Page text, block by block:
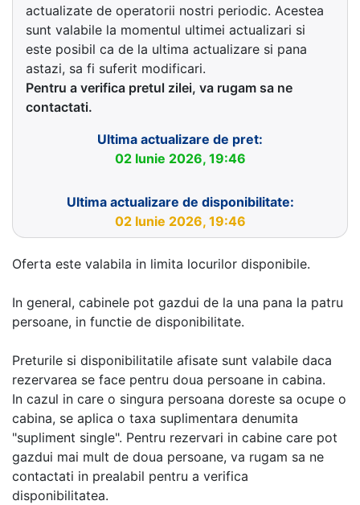
actualizate de operatorii nostri periodic. Acestea
sunt valabile la momentul ultimei actualizari si
este posibil ca de la ultima actualizare si pana
astazi, sa fi suferit modificari.
Pentru a verifica pretul zilei, va rugam sa ne
contactati.
Ultima actualizare de pret:
02 Iunie 2026, 19:46
Ultima actualizare de disponibilitate:
02 Iunie 2026, 19:46
Oferta este valabila in limita locurilor disponibile.
In general, cabinele pot gazdui de la una pana la patru
persoane, in functie de disponibilitate.
Preturile si disponibilitatile afisate sunt valabile daca
rezervarea se face pentru doua persoane in cabina.
In cazul in care o singura persoana doreste sa ocupe o
cabina, se aplica o taxa suplimentara denumita
"supliment single". Pentru rezervari in cabine care pot
gazdui mai mult de doua persoane, va rugam sa ne
contactati in prealabil pentru a verifica
disponibilitatea.